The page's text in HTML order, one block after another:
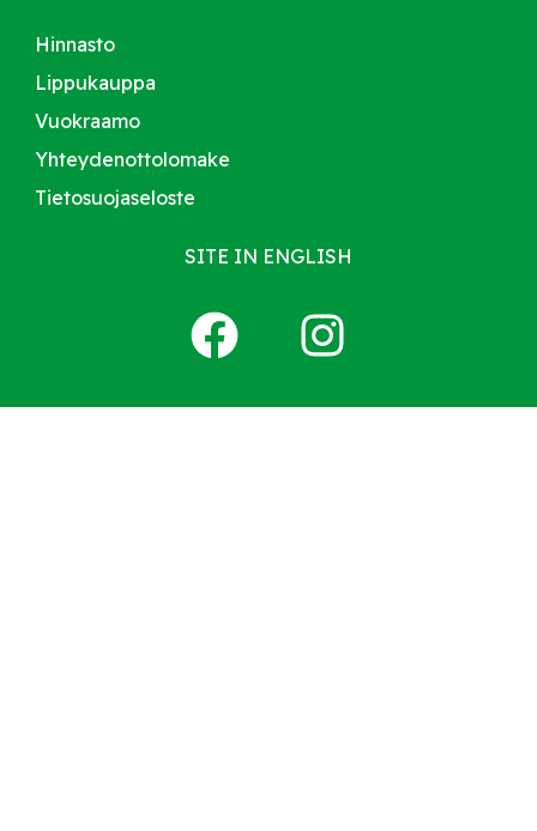
Hinnasto
Lippukauppa
Vuokraamo
Yhteydenottolomake
Tietosuojaseloste
SITE IN ENGLISH